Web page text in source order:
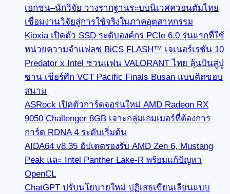
เอกชน–นักวิจัย วางรากฐานระบบนิเวศควอนตัมไทย
เชื่อมงานวิจัยสู่การใช้จริงในภาคอุตสาหกรรม
Kioxia เปิดตัว SSD ระดับองค์กร PCIe 6.0 รุ่นแรกที่ใช้
หน่วยความจำแฟลช BiCS FLASH™ เจเนอร์เรชัน 10
Predator x Intel ชวนแฟน VALORANT ไทย ลุ้นบินสู่ปู
ซาน เชียร์ศึก VCT Pacific Finals Busan แบบติดขอบ
สนาม
ASRock เปิดตัวการ์ดจอรุ่นใหม่ AMD Radeon RX
9050 Challenger 8GB เจาะกลุ่มเกมเมอร์ที่ต้องการ
การ์ด RDNA 4 ระดับเริ่มต้น
AIDA64 v8.35 อัปเดตรองรับ AMD Zen 6, Mustang
Peak และ Intel Panther Lake-R พร้อมแก้ปัญหา
OpenCL
ChatGPT ปรับนโยบายใหม่ ปฏิเสธเขียนเลียนแบบ